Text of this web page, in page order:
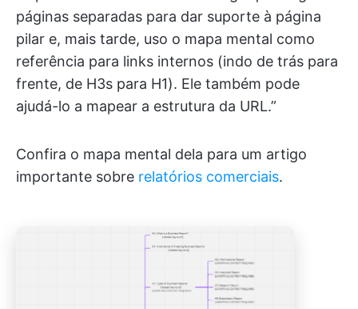
páginas separadas para dar suporte à página
pilar e, mais tarde, uso o mapa mental como
referência para links internos (indo de trás para
frente, de H3s para H1). Ele também pode
ajudá-lo a mapear a estrutura da URL.”
Confira o mapa mental dela para um artigo
importante sobre relatórios comerciais.